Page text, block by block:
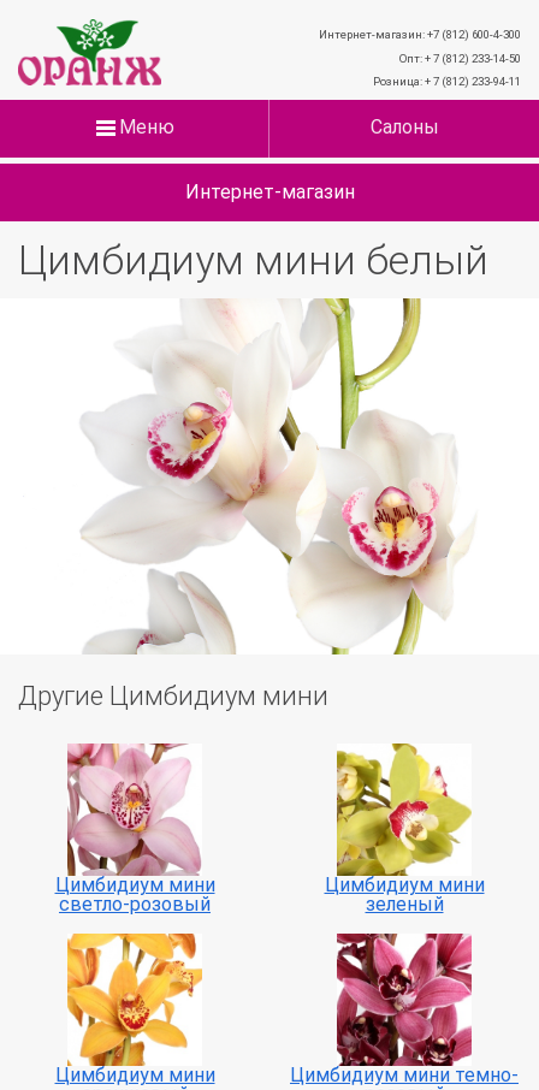
Интернет-магазин: +7 (812) 600-4-300
Опт: + 7 (812) 233-14-50
Розница: + 7 (812) 233-94-11
Меню Салоны
Интернет-магазин
Цимбидиум мини белый
Другие Цимбидиум мини
Цимбидиум мини
светло-розовый
Цимбидиум мини
зеленый
Цимбидиум мини
Цимбидиум мини темно-